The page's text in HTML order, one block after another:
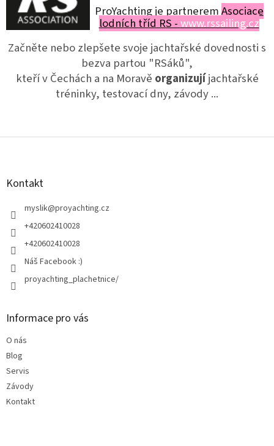
k
y
v
ý
p
i
s
u
ProYachting je partneremAsociace
lodních tříd RS -www.rssailing.cz
Začněte nebo zlepšete svoje jachtařské dovednosti s
bezva partou "RSáků",
kteří v Čechách a na Moravě organizujíjachtařské
tréninky, testovací dny, závody ...
Z
Kontakt
myslik@proyachting.cz
+420602410028
+420602410028
Náš Facebook :)
proyachting_plachetnice/
Informace pro vás
O nás
Blog
Servis
Závody
Kontakt